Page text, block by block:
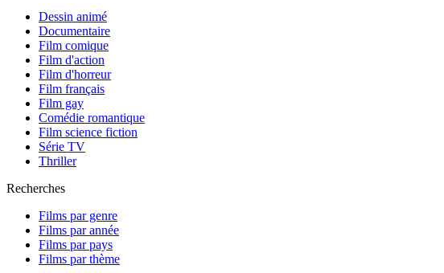
Dessin animé
Documentaire
Film comique
Film d'action
Film d'horreur
Film français
Film gay
Comédie romantique
Film science fiction
Série TV
Thriller
Recherches
Films par genre
Films par année
Films par pays
Films par thème